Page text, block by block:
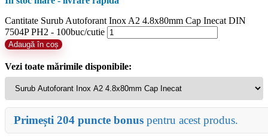
Cantitate Surub Autoforant Inox A2 4.8x80mm Cap Inecat DIN
7504P PH2 - 100buc/cutie
Adaugă în coș
Vezi toate mărimile disponibile:
Primești 204 puncte bonus pentru acest produs.